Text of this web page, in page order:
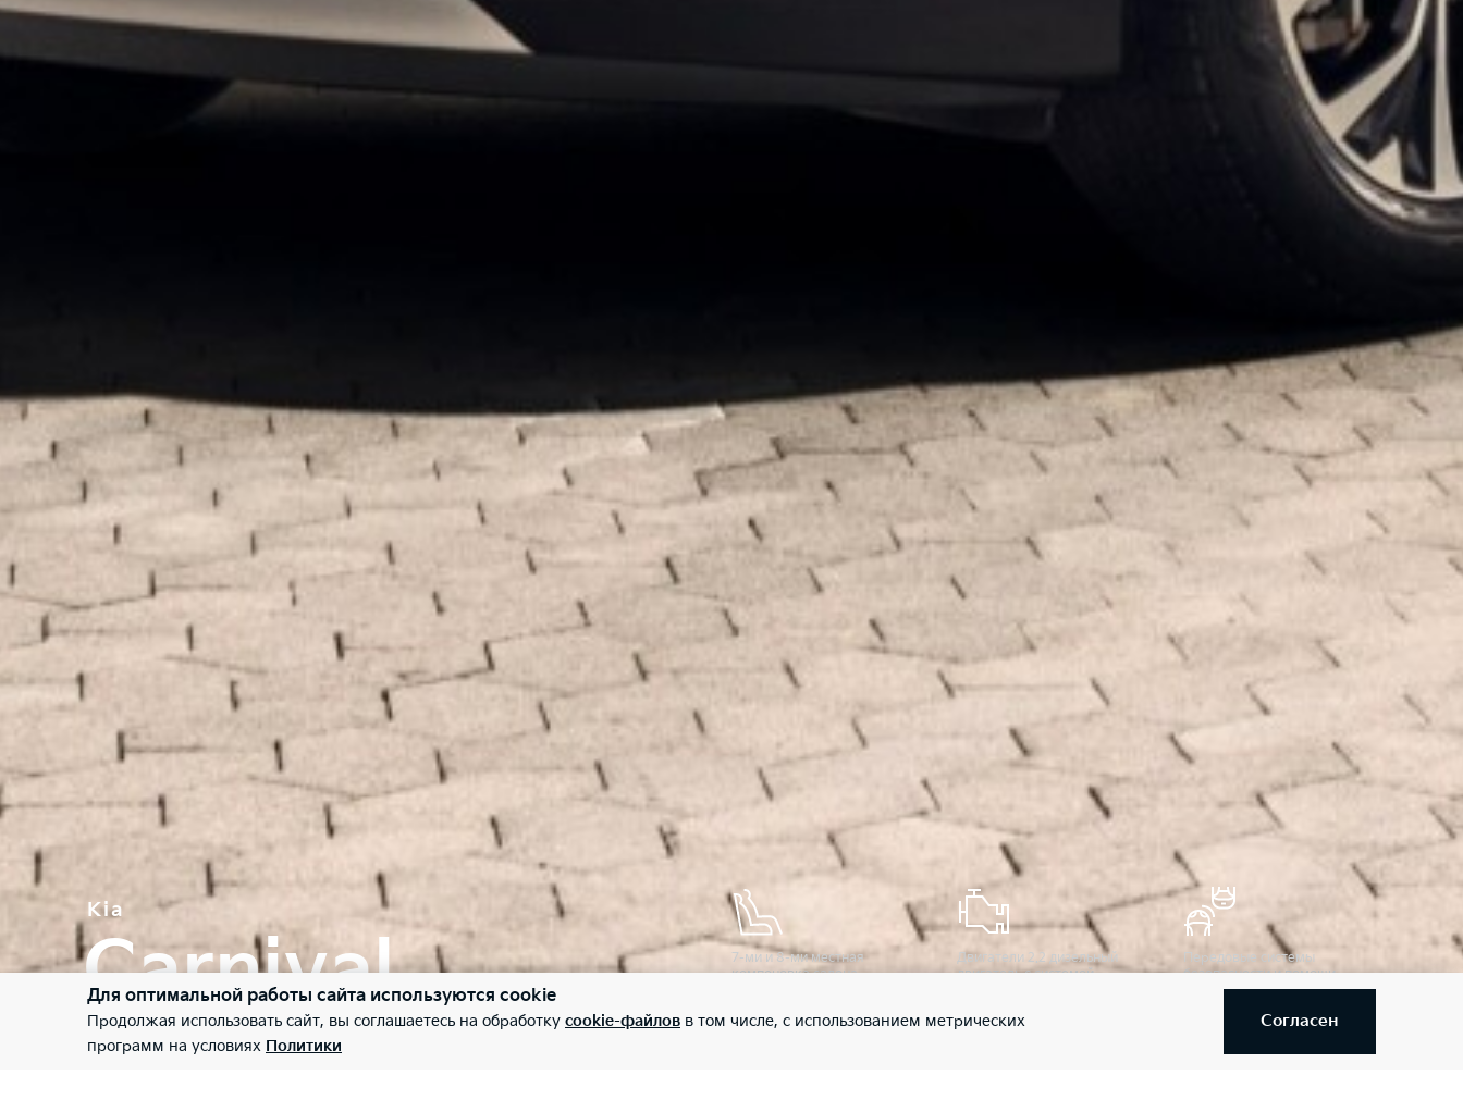
Kia
Carnival
На все случаи жизни
7-ми и 8-ми местная
компоновка салона
Двигатели 2.2 дизельный
двигатель с системой
топлива, 8-ступенчатый
Передовые системы
безопасности и помощи
водителю
Для оптимальной работы сайта используются cookie
Продолжая использовать сайт, вы соглашаетесь на обработку cookie-файлов в том числе, с использованием метрических
программ на условиях Политики
Согласен